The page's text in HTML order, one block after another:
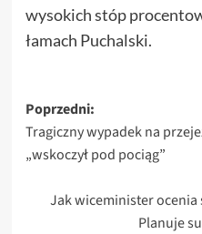
wysokich stóp
łamach Puchalski.
Zobacz
wpisy
Poprzedni:
Tragiczny wypadek na
„wskoczył pod pociąg”
Jak wiceminister ocenia
Planuje